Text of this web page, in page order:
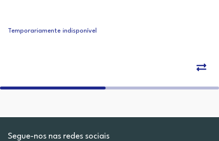
Temporariamente indisponível
Segue-nos nas redes sociais